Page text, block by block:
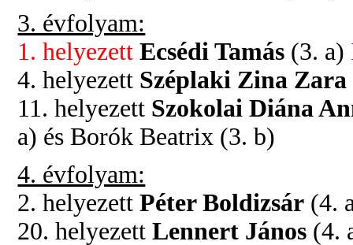
3. évfolyam:
1. helyezett Ecsédi Tamás (3. a)
4. helyezett Széplaki Zina Zara
11. helyezett Szokolai Diána
a) és Borók Beatrix (3. b)
4. évfolyam:
2. helyezettPéter Boldizsár (4.
20. helyezettLennert János (4.